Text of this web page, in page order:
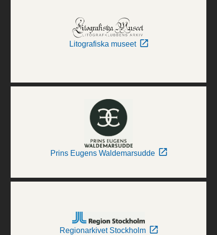
Litografiska museet
Prins Eugens Waldemarsudde
Regionarkivet Stockholm